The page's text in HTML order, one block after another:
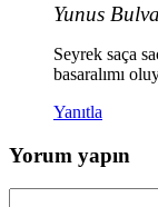
Yunus
Seyrek saça
basaralımı
Yanıtla
Yorum yapın